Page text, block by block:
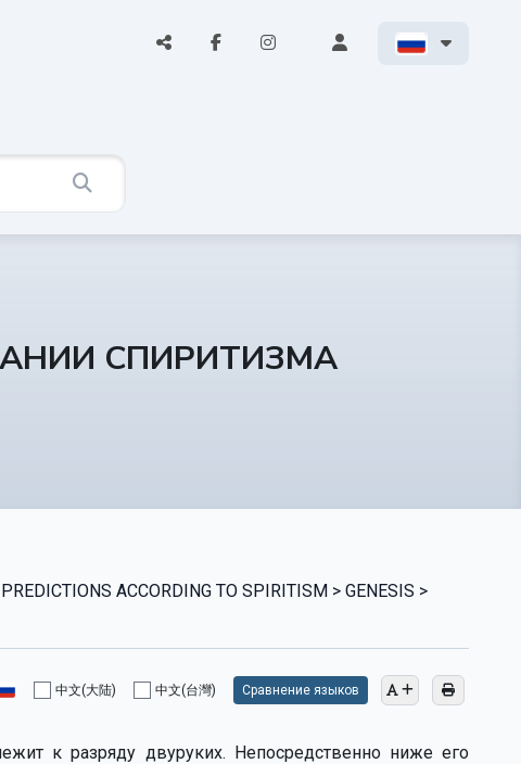
СПИРИТИЗМА
ACCORDING TO SPIRITISM > GENESIS >
中文(大陆) 中文(台灣) Сравнение языков
к разряду двуруких. Непосредственно ниже его